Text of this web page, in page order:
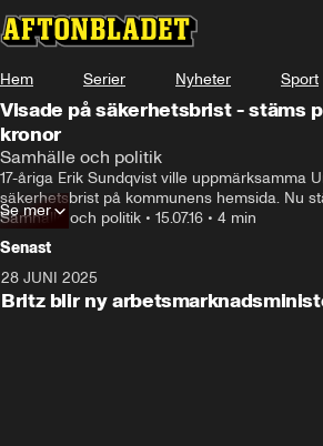
Hem Serier Nyheter Sport
Visade på säkerhetsbrist - stäms
kronor
Samhälle och politik
17-åriga Erik Sundqvist ville uppmärksamma
säkerhetsbrist på kommunens hemsida. Nu
honom på 480.000 kronor för dataintrånget.
Samhälle och politik • 15.07.16 • 4 min
Se mer
Senast
28 JUNI 2025
Britz blir ny